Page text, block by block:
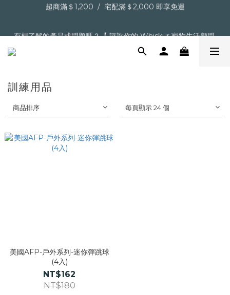
超商滿＄1,200  /  宅配滿＄2,000 即享免運
超商滿＄1,200  /  宅配滿＄2,000 即享免運
有想了解的產品或問題嗎？【 諮詢你的 Whiskur 寵物生活顧問
超商滿＄1,200  /  宅配滿＄2,000 即享免運
訓練用品
商品排序 每頁顯示 24 個
美國AFP-戶外系列-迷你彈跳球
(4入)
NT$162
NT$180